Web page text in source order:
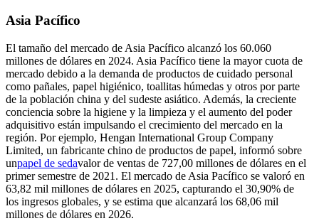
Asia Pacífico
El tamaño del mercado de Asia Pacífico alcanzó los 60.060
millones de dólares en 2024. Asia Pacífico tiene la mayor cuota de
mercado debido a la demanda de productos de cuidado personal
como pañales, papel higiénico, toallitas húmedas y otros por parte
de la población china y del sudeste asiático. Además, la creciente
conciencia sobre la higiene y la limpieza y el aumento del poder
adquisitivo están impulsando el crecimiento del mercado en la
región. Por ejemplo, Hengan International Group Company
Limited, un fabricante chino de productos de papel, informó sobre
unpapel de sedavalor de ventas de 727,00 millones de dólares en el
primer semestre de 2021. El mercado de Asia Pacífico se valoró en
63,82 mil millones de dólares en 2025, capturando el 30,90% de
los ingresos globales, y se estima que alcanzará los 68,06 mil
millones de dólares en 2026.